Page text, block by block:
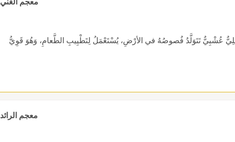
عُشْبِيٌّ تَتَوَلَّدُ فُصوصُهُ في الأرْضِ، يُسْتَعْمَلُ لِتَطْيِيبِ الطَّعامِ، وَهُوَ قَوِيُّ
معجم الرائد